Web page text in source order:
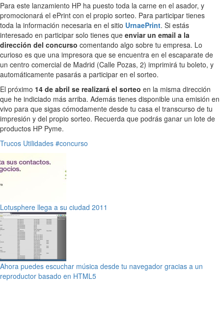
Para este lanzamiento HP ha puesto toda la carne en el asador, y
promocionará el ePrint con el propio sorteo. Para participar tienes
toda la información necesaria en el sitio UrnaePrint. Si estás
interesado en participar solo tienes que enviar un email a la
dirección del concurso comentando algo sobre tu empresa. Lo
curioso es que una impresora que se encuentra en el escaparate de
un centro comercial de Madrid (Calle Pozas, 2) imprimirá tu boleto, y
automáticamente pasarás a participar en el sorteo.
El próximo 14 de abril se realizará el sorteo en la misma dirección
que he indiciado más arriba. Además tienes disponible una emisión en
vivo para que sigas cómodamente desde tu casa el transcurso de tu
impresión y del propio sorteo. Recuerda que podrás ganar un lote de
productos HP Pyme.
Trucos Utilidades #concurso
Lotusphere llega a su ciudad 2011
Ahora puedes escuchar música desde tu navegador gracias a un
reproductor basado en HTML5